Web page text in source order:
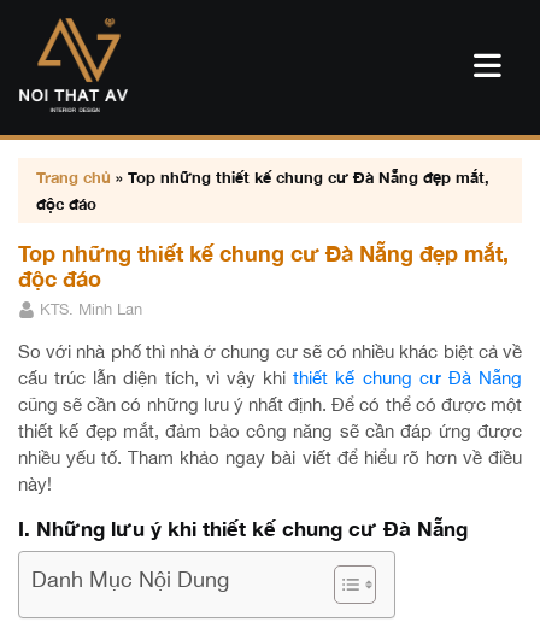
Trang chủ » Top những thiết kế chung cư Đà Nẵng đẹp mắt,
độc đáo
Top những thiết kế chung cư Đà Nẵng đẹp mắt,
độc đáo
KTS. Minh Lan
So với nhà phố thì nhà ở chung cư sẽ có nhiều khác biệt cả về
cấu trúc lẫn diện tích, vì vậy khi thiết kế chung cư Đà Nẵng
cũng sẽ cần có những lưu ý nhất định. Để có thể có được một
thiết kế đẹp mắt, đảm bảo công năng sẽ cần đáp ứng được
nhiều yếu tố. Tham khảo ngay bài viết để hiểu rõ hơn về điều
này!
I. Những lưu ý khi thiết kế chung cư Đà Nẵng
Danh Mục Nội Dung